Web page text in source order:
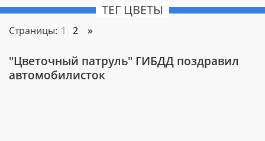
ТЕГ ЦВЕТЫ
Страницы: 1 2 »
"Цветочный патруль" ГИБДД поздравил
автомобилисток